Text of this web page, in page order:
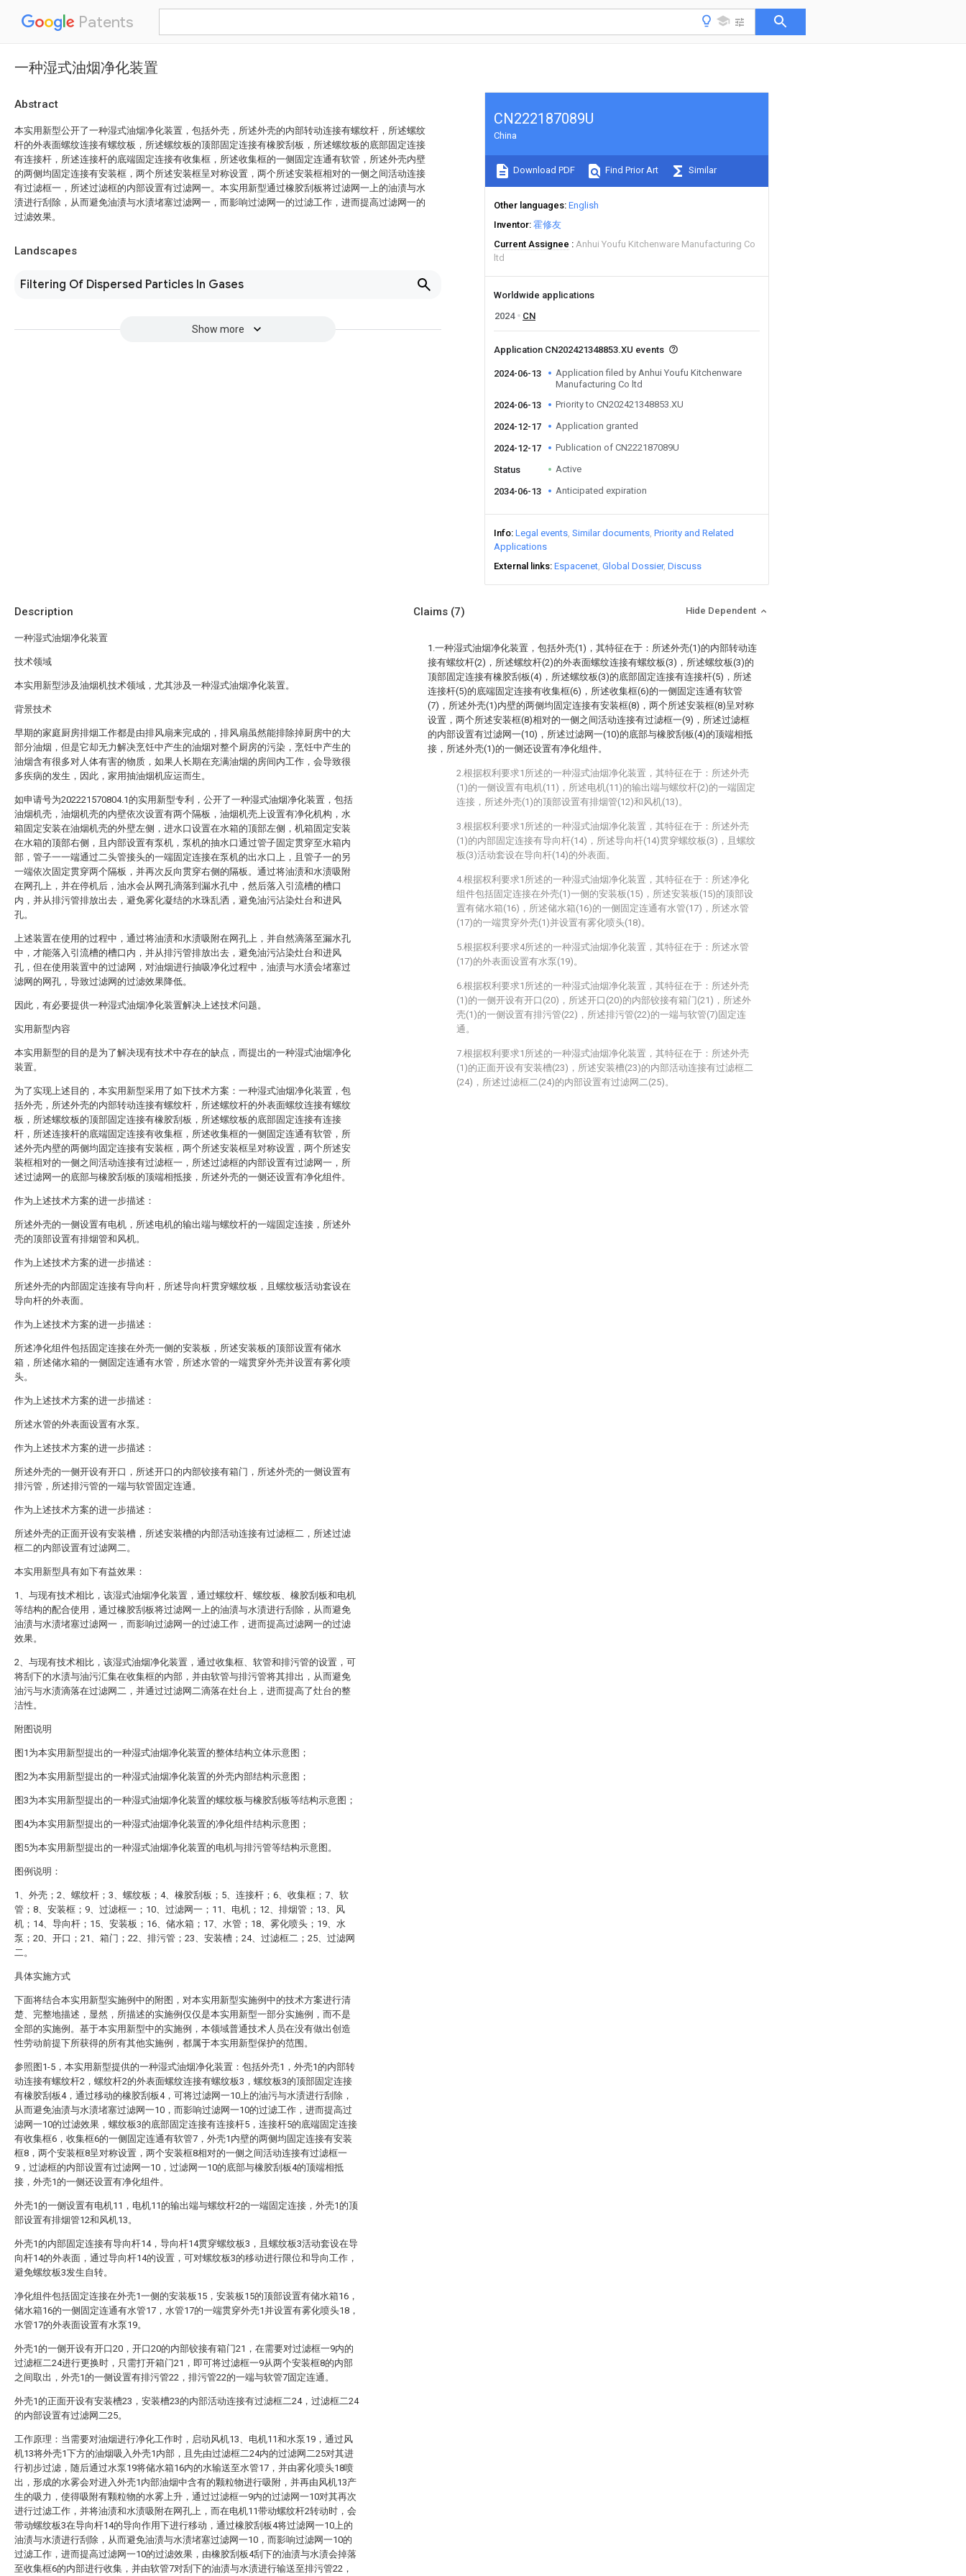
Patents
一种湿式油烟净化装置
Abstract
本实用新型公开了一种湿式油烟净化装置，包括外壳，所述外壳的内部转动连接有螺纹杆，所述螺纹
杆的外表面螺纹连接有螺纹板，所述螺纹板的顶部固定连接有橡胶刮板，所述螺纹板的底部固定连接
有连接杆，所述连接杆的底端固定连接有收集框，所述收集框的一侧固定连通有软管，所述外壳内壁
的两侧均固定连接有安装框，两个所述安装框呈对称设置，两个所述安装框相对的一侧之间活动连接
有过滤框一，所述过滤框的内部设置有过滤网一。本实用新型通过橡胶刮板将过滤网一上的油渍与水
渍进行刮除，从而避免油渍与水渍堵塞过滤网一，而影响过滤网一的过滤工作，进而提高过滤网一的
过滤效果。
Landscapes
Filtering Of Dispersed Particles In Gases
Show more
CN222187089U
China
Download PDF Find Prior Art Similar
Other languages English
Inventor 霍修友
Current Assignee
Anhui Youfu Kitchenware Manufacturing Co
ltd
Worldwide applications
2024
CN
Application CN202421348853.XU events
2024-06-13
Application filed by Anhui Youfu Kitchenware
Manufacturing Co ltd
2024-06-13
Priority to CN202421348853.XU
2024-12-17 Application granted
2024-12-17 Publication of CN222187089U
Status Active
2034-06-13 Anticipated expiration
Info Legal events Similar documents Priority and Related
Applications
External links Espacenet Global Dossier Discuss
Description
一种湿式油烟净化装置
技术领域
本实用新型涉及油烟机技术领域，尤其涉及一种湿式油烟净化装置。
背景技术
早期的家庭厨房排烟工作都是由排风扇来完成的，排风扇虽然能排除掉厨房中的大
部分油烟，但是它却无力解决烹饪中产生的油烟对整个厨房的污染，烹饪中产生的
油烟含有很多对人体有害的物质，如果人长期在充满油烟的房间内工作，会导致很
多疾病的发生，因此，家用抽油烟机应运而生。
如申请号为202221570804.1的实用新型专利，公开了一种湿式油烟净化装置，包括
油烟机壳，油烟机壳的内壁依次设置有两个隔板，油烟机壳上设置有净化机构，水
箱固定安装在油烟机壳的外壁左侧，进水口设置在水箱的顶部左侧，机箱固定安装
在水箱的顶部右侧，且内部设置有泵机，泵机的抽水口通过管子固定贯穿至水箱内
部，管子一一端通过二头管接头的一端固定连接在泵机的出水口上，且管子一的另
一端依次固定贯穿两个隔板，并再次反向贯穿右侧的隔板。通过将油渍和水渍吸附
在网孔上，并在停机后，油水会从网孔滴落到漏水孔中，然后落入引流槽的槽口
内，并从排污管排放出去，避免雾化凝结的水珠乱洒，避免油污沾染灶台和进风
孔。
上述装置在使用的过程中，通过将油渍和水渍吸附在网孔上，并自然滴落至漏水孔
中，才能落入引流槽的槽口内，并从排污管排放出去，避免油污沾染灶台和进风
孔，但在使用装置中的过滤网，对油烟进行抽吸净化过程中，油渍与水渍会堵塞过
滤网的网孔，导致过滤网的过滤效果降低。
因此，有必要提供一种湿式油烟净化装置解决上述技术问题。
实用新型内容
本实用新型的目的是为了解决现有技术中存在的缺点，而提出的一种湿式油烟净化
装置。
为了实现上述目的，本实用新型采用了如下技术方案：一种湿式油烟净化装置，包
括外壳，所述外壳的内部转动连接有螺纹杆，所述螺纹杆的外表面螺纹连接有螺纹
板，所述螺纹板的顶部固定连接有橡胶刮板，所述螺纹板的底部固定连接有连接
杆，所述连接杆的底端固定连接有收集框，所述收集框的一侧固定连通有软管，所
述外壳内壁的两侧均固定连接有安装框，两个所述安装框呈对称设置，两个所述安
装框相对的一侧之间活动连接有过滤框一，所述过滤框的内部设置有过滤网一，所
述过滤网一的底部与橡胶刮板的顶端相抵接，所述外壳的一侧还设置有净化组件。
作为上述技术方案的进一步描述：
所述外壳的一侧设置有电机，所述电机的输出端与螺纹杆的一端固定连接，所述外
壳的顶部设置有排烟管和风机。
作为上述技术方案的进一步描述：
所述外壳的内部固定连接有导向杆，所述导向杆贯穿螺纹板，且螺纹板活动套设在
导向杆的外表面。
作为上述技术方案的进一步描述：
所述净化组件包括固定连接在外壳一侧的安装板，所述安装板的顶部设置有储水
箱，所述储水箱的一侧固定连通有水管，所述水管的一端贯穿外壳并设置有雾化喷
头。
作为上述技术方案的进一步描述：
所述水管的外表面设置有水泵。
作为上述技术方案的进一步描述：
所述外壳的一侧开设有开口，所述开口的内部铰接有箱门，所述外壳的一侧设置有
排污管，所述排污管的一端与软管固定连通。
作为上述技术方案的进一步描述：
所述外壳的正面开设有安装槽，所述安装槽的内部活动连接有过滤框二，所述过滤
框二的内部设置有过滤网二。
本实用新型具有如下有益效果：
1、与现有技术相比，该湿式油烟净化装置，通过螺纹杆、螺纹板、橡胶刮板和电机
等结构的配合使用，通过橡胶刮板将过滤网一上的油渍与水渍进行刮除，从而避免
油渍与水渍堵塞过滤网一，而影响过滤网一的过滤工作，进而提高过滤网一的过滤
效果。
2、与现有技术相比，该湿式油烟净化装置，通过收集框、软管和排污管的设置，可
将刮下的水渍与油污汇集在收集框的内部，并由软管与排污管将其排出，从而避免
油污与水渍滴落在过滤网二，并通过过滤网二滴落在灶台上，进而提高了灶台的整
洁性。
附图说明
图1为本实用新型提出的一种湿式油烟净化装置的整体结构立体示意图；
图2为本实用新型提出的一种湿式油烟净化装置的外壳内部结构示意图；
图3为本实用新型提出的一种湿式油烟净化装置的螺纹板与橡胶刮板等结构示意图；
图4为本实用新型提出的一种湿式油烟净化装置的净化组件结构示意图；
图5为本实用新型提出的一种湿式油烟净化装置的电机与排污管等结构示意图。
图例说明：
1、外壳；2、螺纹杆；3、螺纹板；4、橡胶刮板；5、连接杆；6、收集框；7、软
管；8、安装框；9、过滤框一；10、过滤网一；11、电机；12、排烟管；13、风
机；14、导向杆；15、安装板；16、储水箱；17、水管；18、雾化喷头；19、水
泵；20、开口；21、箱门；22、排污管；23、安装槽；24、过滤框二；25、过滤网
二。
具体实施方式
下面将结合本实用新型实施例中的附图，对本实用新型实施例中的技术方案进行清
楚、完整地描述，显然，所描述的实施例仅仅是本实用新型一部分实施例，而不是
全部的实施例。基于本实用新型中的实施例，本领域普通技术人员在没有做出创造
性劳动前提下所获得的所有其他实施例，都属于本实用新型保护的范围。
参照图1-5，本实用新型提供的一种湿式油烟净化装置：包括外壳1，外壳1的内部转
动连接有螺纹杆2，螺纹杆2的外表面螺纹连接有螺纹板3，螺纹板3的顶部固定连接
有橡胶刮板4，通过移动的橡胶刮板4，可将过滤网一10上的油污与水渍进行刮除，
从而避免油渍与水渍堵塞过滤网一10，而影响过滤网一10的过滤工作，进而提高过
滤网一10的过滤效果，螺纹板3的底部固定连接有连接杆5，连接杆5的底端固定连接
有收集框6，收集框6的一侧固定连通有软管7，外壳1内壁的两侧均固定连接有安装
框8，两个安装框8呈对称设置，两个安装框8相对的一侧之间活动连接有过滤框一
9，过滤框的内部设置有过滤网一10，过滤网一10的底部与橡胶刮板4的顶端相抵
接，外壳1的一侧还设置有净化组件。
外壳1的一侧设置有电机11，电机11的输出端与螺纹杆2的一端固定连接，外壳1的顶
部设置有排烟管12和风机13。
外壳1的内部固定连接有导向杆14，导向杆14贯穿螺纹板3，且螺纹板3活动套设在导
向杆14的外表面，通过导向杆14的设置，可对螺纹板3的移动进行限位和导向工作，
避免螺纹板3发生自转。
净化组件包括固定连接在外壳1一侧的安装板15，安装板15的顶部设置有储水箱16，
储水箱16的一侧固定连通有水管17，水管17的一端贯穿外壳1并设置有雾化喷头18，
水管17的外表面设置有水泵19。
外壳1的一侧开设有开口20，开口20的内部铰接有箱门21，在需要对过滤框一9内的
过滤框二24进行更换时，只需打开箱门21，即可将过滤框一9从两个安装框8的内部
之间取出，外壳1的一侧设置有排污管22，排污管22的一端与软管7固定连通。
外壳1的正面开设有安装槽23，安装槽23的内部活动连接有过滤框二24，过滤框二24
的内部设置有过滤网二25。
工作原理：当需要对油烟进行净化工作时，启动风机13、电机11和水泵19，通过风
机13将外壳1下方的油烟吸入外壳1内部，且先由过滤框二24内的过滤网二25对其进
行初步过滤，随后通过水泵19将储水箱16内的水输送至水管17，并由雾化喷头18喷
出，形成的水雾会对进入外壳1内部油烟中含有的颗粒物进行吸附，并再由风机13产
生的吸力，使得吸附有颗粒物的水雾上升，通过过滤框一9内的过滤网一10对其再次
进行过滤工作，并将油渍和水渍吸附在网孔上，而在电机11带动螺纹杆2转动时，会
带动螺纹板3在导向杆14的导向作用下进行移动，通过橡胶刮板4将过滤网一10上的
油渍与水渍进行刮除，从而避免油渍与水渍堵塞过滤网一10，而影响过滤网一10的
过滤工作，进而提高过滤网一10的过滤效果，由橡胶刮板4刮下的油渍与水渍会掉落
至收集框6的内部进行收集，并由软管7对刮下的油渍与水渍进行输送至排污管22，
Claims (7) Hide Dependent
1.一种湿式油烟净化装置，包括外壳(1)，其特征在于：所述外壳(1)的内部转动连
接有螺纹杆(2)，所述螺纹杆(2)的外表面螺纹连接有螺纹板(3)，所述螺纹板(3)的
顶部固定连接有橡胶刮板(4)，所述螺纹板(3)的底部固定连接有连接杆(5)，所述
连接杆(5)的底端固定连接有收集框(6)，所述收集框(6)的一侧固定连通有软管
(7)，所述外壳(1)内壁的两侧均固定连接有安装框(8)，两个所述安装框(8)呈对称
设置，两个所述安装框(8)相对的一侧之间活动连接有过滤框一(9)，所述过滤框
的内部设置有过滤网一(10)，所述过滤网一(10)的底部与橡胶刮板(4)的顶端相抵
接，所述外壳(1)的一侧还设置有净化组件。
2.根据权利要求1所述的一种湿式油烟净化装置，其特征在于：所述外壳
(1)的一侧设置有电机(11)，所述电机(11)的输出端与螺纹杆(2)的一端固定
连接，所述外壳(1)的顶部设置有排烟管(12)和风机(13)。
3.根据权利要求1所述的一种湿式油烟净化装置，其特征在于：所述外壳
(1)的内部固定连接有导向杆(14)，所述导向杆(14)贯穿螺纹板(3)，且螺纹
板(3)活动套设在导向杆(14)的外表面。
4.根据权利要求1所述的一种湿式油烟净化装置，其特征在于：所述净化
组件包括固定连接在外壳(1)一侧的安装板(15)，所述安装板(15)的顶部设
置有储水箱(16)，所述储水箱(16)的一侧固定连通有水管(17)，所述水管
(17)的一端贯穿外壳(1)并设置有雾化喷头(18)。
5.根据权利要求4所述的一种湿式油烟净化装置，其特征在于：所述水管
(17)的外表面设置有水泵(19)。
6.根据权利要求1所述的一种湿式油烟净化装置，其特征在于：所述外壳
(1)的一侧开设有开口(20)，所述开口(20)的内部铰接有箱门(21)，所述外
壳(1)的一侧设置有排污管(22)，所述排污管(22)的一端与软管(7)固定连
通。
7.根据权利要求1所述的一种湿式油烟净化装置，其特征在于：所述外壳
(1)的正面开设有安装槽(23)，所述安装槽(23)的内部活动连接有过滤框二
(24)，所述过滤框二(24)的内部设置有过滤网二(25)。